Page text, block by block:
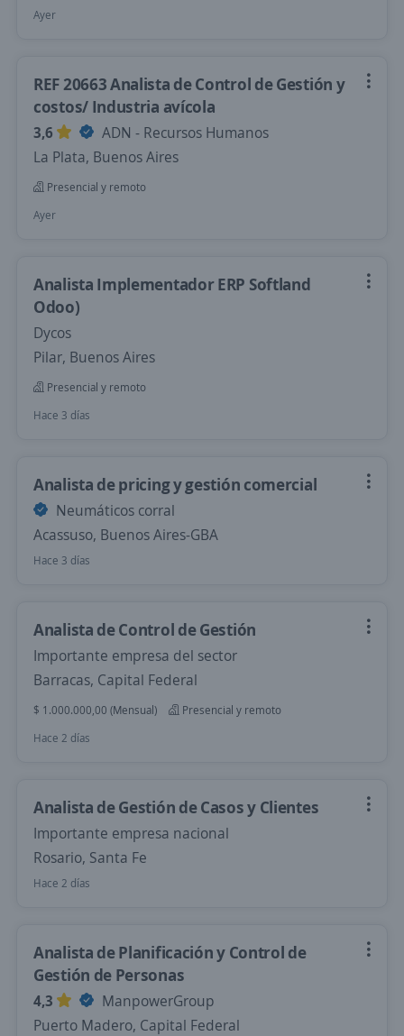
Ayer
REF 20663 Analista de Control de Gestión y
costos/ Industria avícola
3,6
ADN - Recursos Humanos
La Plata, Buenos Aires
Presencial y remoto
Ayer
Analista Implementador ERP Softland
Odoo)
Dycos
Pilar, Buenos Aires
Presencial y remoto
Hace 3 días
Analista de pricing y gestión comercial
Neumáticos corral
Acassuso, Buenos Aires-GBA
Hace 3 días
Analista de Control de Gestión
Importante empresa del sector
Barracas, Capital Federal
$ 1.000.000,00 (Mensual)
Presencial y remoto
Hace 2 días
Analista de Gestión de Casos y Clientes
Importante empresa nacional
Rosario, Santa Fe
Hace 2 días
Analista de Planificación y Control de
Gestión de Personas
4,3
ManpowerGroup
Puerto Madero, Capital Federal